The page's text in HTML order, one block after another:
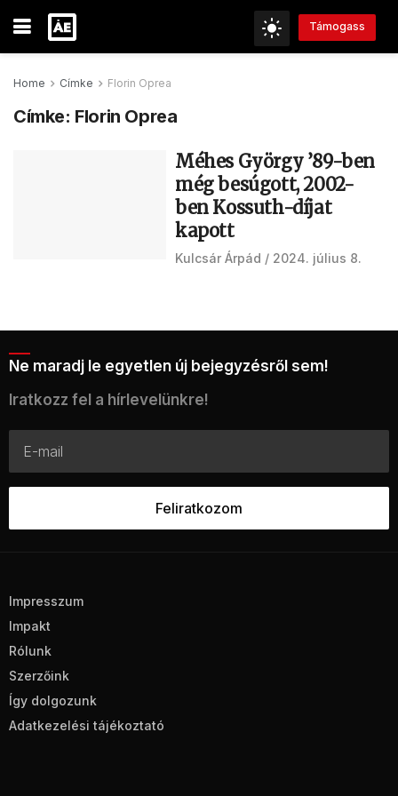
Támogass
Home Címke Florin Oprea
Címke: Florin Oprea
Méhes György ’89-ben
még besúgott, 2002-
ben Kossuth-díjat
kapott
Kulcsár Árpád 2024. július 8.
Ne maradj le egyetlen új bejegyzésről sem!
Iratkozz fel a hírlevelünkre!
Impresszum
Impakt
Rólunk
Szerzőink
Így dolgozunk
Adatkezelési tájékoztató